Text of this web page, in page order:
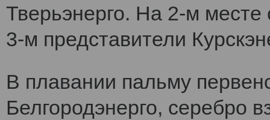
Тверьэнерго. На 2-м
3-м представители
В плавании пальму
Белгородэнерго, серебро